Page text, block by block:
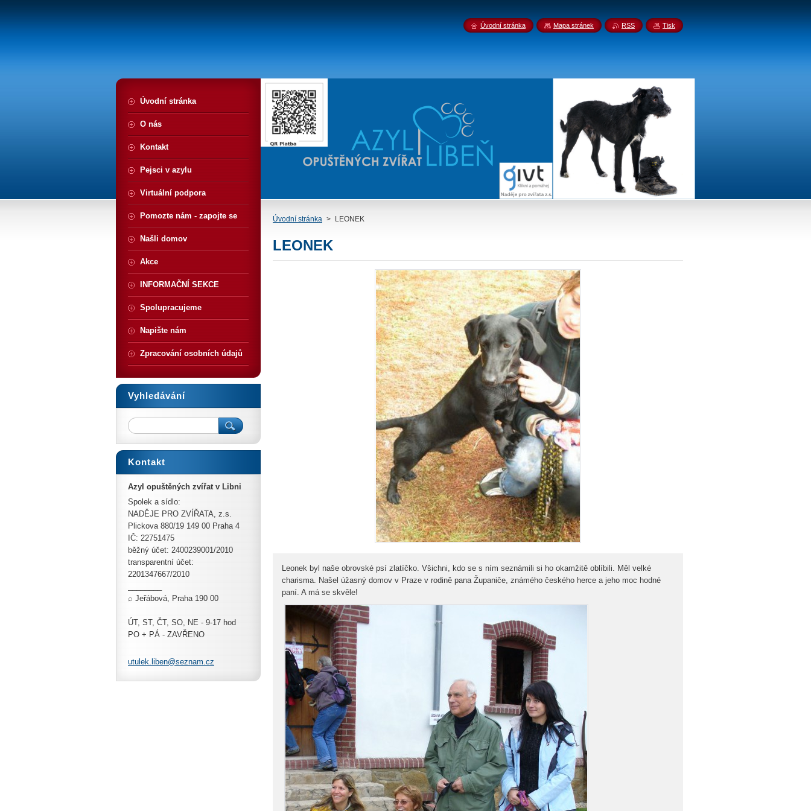
Úvodní stránka > LEONEK
LEONEK
Leonek byl naše obrovské psí zlatíčko. Všichni, kdo se s ním seznámili si ho okamžitě oblíbili. Měl velké
charisma. Našel úžasný domov v Praze v rodině pana Županiče, známého českého herce a jeho moc hodné
paní. A má se skvěle!
Úvodní stránka
O nás
Kontakt
Pejsci v azylu
Virtuální podpora
Pomozte nám - zapojte se
Našli domov
Akce
INFORMAČNÍ SEKCE
Spolupracujeme
Napište nám
Zpracování osobních údajů
Vyhledávání
Kontakt
Azyl opuštěných zvířat v Libni
Spolek a sídlo:
NADĚJE PRO ZVÍŘATA, z.s.
Plickova 880/19 149 00 Praha 4
IČ: 22751475
běžný účet: 2400239001/2010
transparentní účet:
2201347667/2010
⌕ Jeřábová, Praha 190 00
ÚT, ST, ČT, SO, NE - 9-17 hod
PO + PÁ - ZAVŘENO
utulek.l iben@seznam.cz
Úvodní stránka Mapa stránek RSS Tisk